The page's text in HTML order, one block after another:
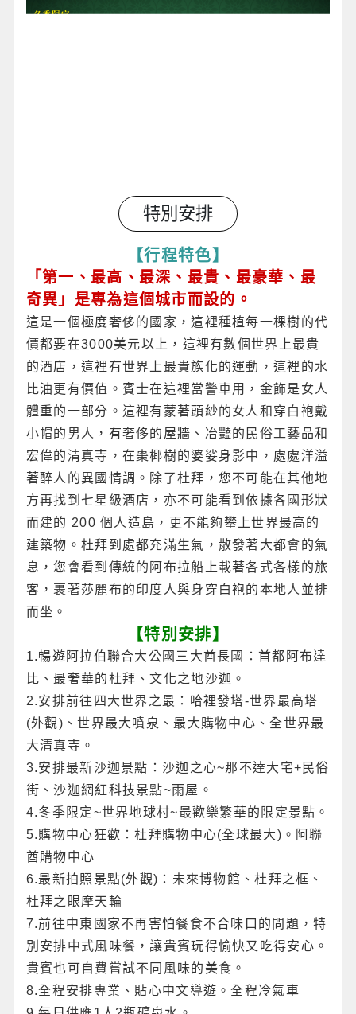
特別安排
【行程特色】
「第一、最高、最深、最貴、最豪華、最
奇異」是專為這個城市而設的。
這是一個極度奢侈的國家，這裡種植每一棵樹的代
價都要在3000美元以上，這裡有數個世界上最貴
的酒店，這裡有世界上最貴族化的運動，這裡的水
比油更有價值。賓士在這裡當警車用，金飾是女人
體重的一部分。這裡有蒙著頭紗的女人和穿白袍戴
小帽的男人，有奢侈的屋牆、冶豔的民俗工藝品和
宏偉的清真寺，在棗椰樹的婆娑身影中，處處洋溢
著醉人的異國情調。除了杜拜，您不可能在其他地
方再找到七星級酒店，亦不可能看到依據各國形狀
而建的 200 個人造島，更不能夠攀上世界最高的
建築物。杜拜到處都充滿生氣，散發著大都會的氣
息，您會看到傳統的阿布拉船上載著各式各樣的旅
客，裹著莎麗布的印度人與身穿白袍的本地人並排
而坐。
【特別安排】
1.暢遊阿拉伯聯合大公國三大酋長國：首都阿布達
比、最奢華的杜拜、文化之地沙迦。
2.安排前往四大世界之最：哈裡發塔-世界最高塔
(外觀)、世界最大噴泉、最大購物中心、全世界最
大清真寺。
3.安排最新沙迦景點：沙迦之心~那不達大宅+民俗
街、沙迦網紅科技景點~雨屋。
4.冬季限定~世界地球村~最歡樂繁華的限定景點。
5.購物中心狂歡：杜拜購物中心(全球最大)。阿聯
酋購物中心
6.最新拍照景點(外觀)：未來博物館、杜拜之框、
杜拜之眼摩天輪
7.前往中東國家不再害怕餐食不合味口的問題，特
別安排中式風味餐，讓貴賓玩得愉快又吃得安心。
貴賓也可自費嘗試不同風味的美食。
8.全程安排專業、貼心中文導遊。全程冷氣車